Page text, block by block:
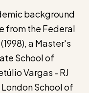
background
from the Federal
a Master's
School of
Vargas - RJ
School of